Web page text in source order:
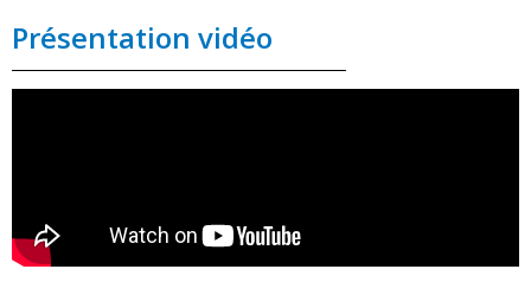
Présentation vidéo